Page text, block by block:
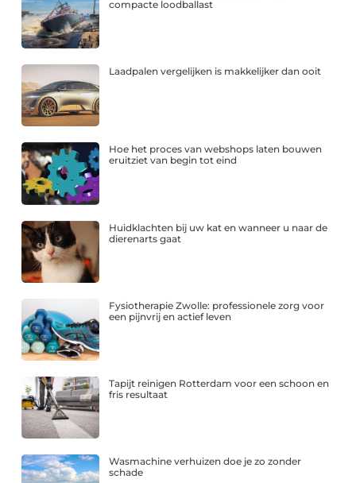
compacte loodballast
Laadpalen vergelijken is makkelijker dan ooit
Hoe het proces van webshops laten bouwen
eruitziet van begin tot eind
Huidklachten bij uw kat en wanneer u naar de
dierenarts gaat
Fysiotherapie Zwolle: professionele zorg voor
een pijnvrij en actief leven
Tapijt reinigen Rotterdam voor een schoon en
fris resultaat
Wasmachine verhuizen doe je zo zonder
schade